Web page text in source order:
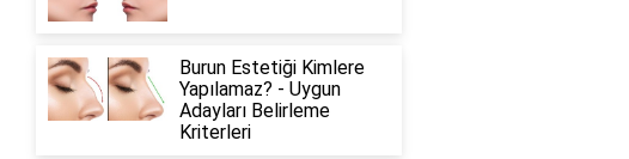
Burun Estetiği Kimlere
Yapılamaz? - Uygun
Adayları Belirleme
Kriterleri